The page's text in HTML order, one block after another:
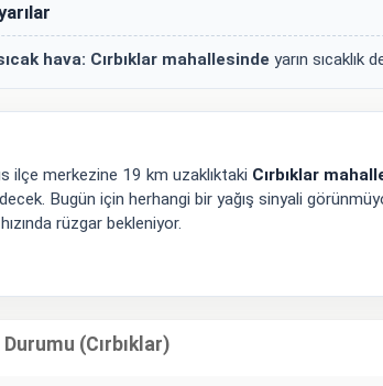
hava: Cırbıklar mahallesinde yarın sıcaklık
ilçe merkezine 19 km uzaklıktaki Cırbıklar
Bugün için herhangi bir yağış sinyali
rüzgar bekleniyor.
(Cırbıklar)